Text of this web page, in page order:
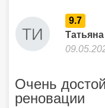
песчаный отличный, с
шикарной длинной
русские. Номера
мешала стройка
стараются, даже в
на уровне Турции. В